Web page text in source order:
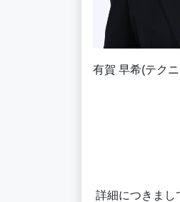
有賀 早希(テク
詳細につきまし